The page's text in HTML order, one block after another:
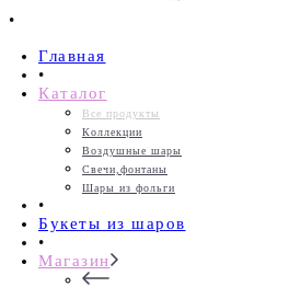
•
Главная
•
Каталог
Все продукты
Коллекции
Воздушные шары
Свечи,фонтаны
Шары из фольги
•
Букеты из шаров
•
Магазин